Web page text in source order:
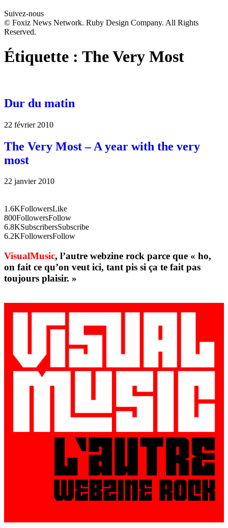
Suivez-nous
© Foxiz News Network. Ruby Design Company. All Rights
Reserved.
Étiquette : The Very Most
Dur du matin
22 février 2010
The Very Most – A year with the very
most
22 janvier 2010
1.6KFollowersLike
800FollowersFollow
6.8KSubscribersSubscribe
6.2KFollowersFollow
VisualMusic, l’autre webzine rock parce que « ho,
on fait ce qu’on veut ici, tant pis si ça te fait pas
toujours plaisir. »